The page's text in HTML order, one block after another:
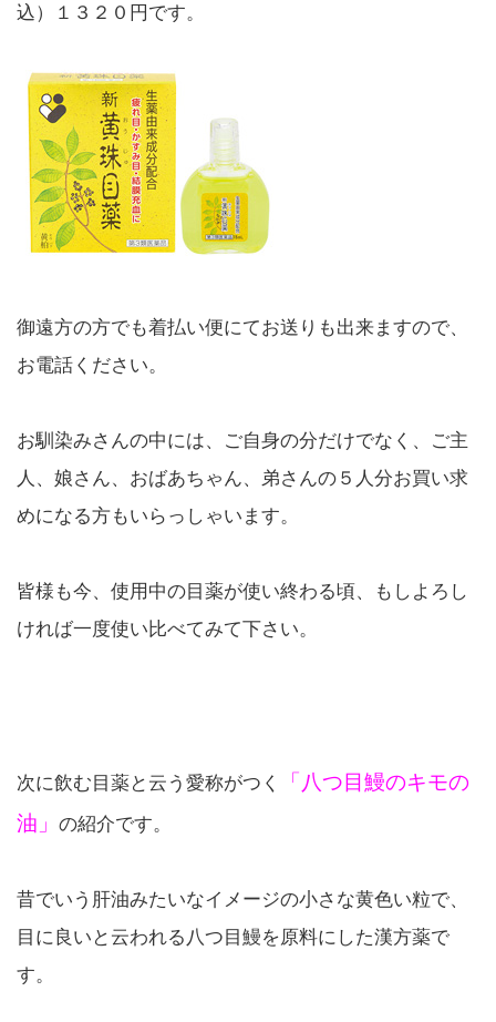
込）１３２０円です。
御遠方の方でも着払い便にてお送りも出来ますので、
お電話ください。
お馴染みさんの中には、ご自身の分だけでなく、ご主
人、娘さん、おばあちゃん、弟さんの５人分お買い求
めになる方もいらっしゃいます。
皆様も今、使用中の目薬が使い終わる頃、もしよろし
ければ一度使い比べてみて下さい。
次に飲む目薬と云う愛称がつく
「八つ目鰻のキモの
油」 の紹介です。
昔でいう肝油みたいなイメージの小さな黄色い粒で、
目に良いと云われる八つ目鰻を原料にした漢方薬で
す。